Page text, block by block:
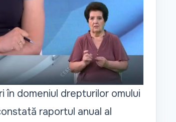
domeniul drepturilor omului
raportul anual al